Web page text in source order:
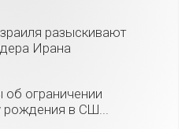
разыскивают
Ирана
об ограничении
рождения в СШ...